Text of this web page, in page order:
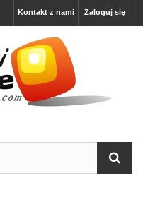
Zaloguj się
Kontakt z nami